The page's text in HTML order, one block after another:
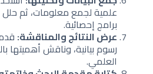
علمية لجمع معلومات، ثم حلل
برامج إحصائية.
عرض النتائج والمناقشة:قدم
رسوم بيانية، وناقش أهميتها
العلمي.